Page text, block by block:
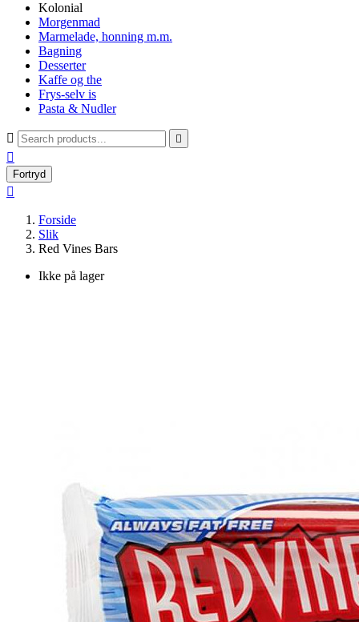
Kolonial
Morgenmad
Marmelade, honning m.m.
Bagning
Desserter
Kaffe og the
Frys-selv is
Pasta & Nudler
 

Fortryd

Forside
Slik
Red Vines Bars
Ikke på lager